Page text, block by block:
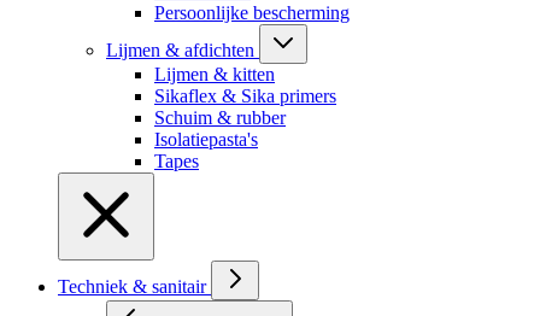
Persoonlijke bescherming
Lijmen & afdichten
Lijmen & kitten
Sikaflex & Sika primers
Schuim & rubber
Isolatiepasta's
Tapes
Techniek & sanitair